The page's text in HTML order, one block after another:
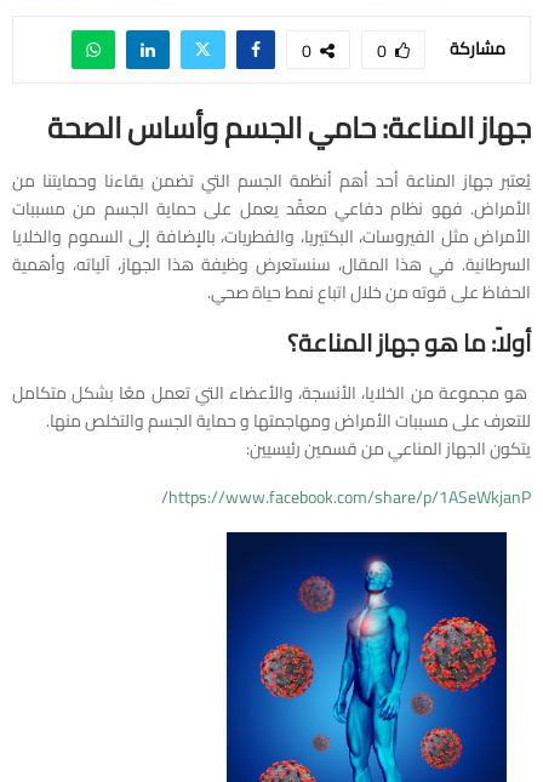
مشاركة 0
0
جهاز المناعة: حامي الجسم وأساس الصحة
يُعتبر جهاز المناعة أحد أهم أنظمة الجسم التي تضمن بقاءنا وحمايتنا من
الأمراض. فهو نظام دفاعي معقّد يعمل على حماية الجسم من مسببات
الأمراض مثل الفيروسات، البكتيريا، والفطريات، بالإضافة إلى السموم والخلايا
السرطانية. في هذا المقال، سنستعرض وظيفة هذا الجهاز، آلياته، وأهمية
الحفاظ على قوته من خلال اتباع نمط حياة صحي.
أولاً: ما هو جهاز المناعة؟
هو مجموعة من الخلايا، الأنسجة، والأعضاء التي تعمل معًا بشكل متكامل
للتعرف على مسببات الأمراض ومهاجمتها و حماية الجسم والتخلص منها.
يتكون الجهاز المناعي من قسمين رئيسيين:
https://www.facebook.com/share/p/1ASeWkjanP/